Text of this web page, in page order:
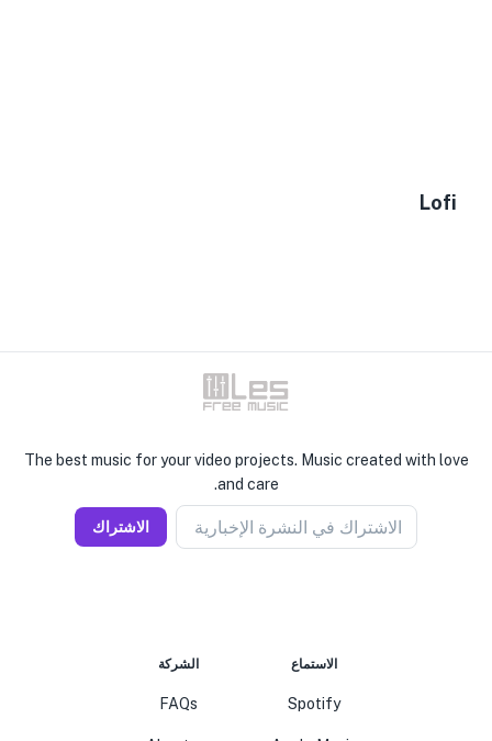
Lofi
The best music for your video projects. Music created with love
and care.
الاشتراك في النشرة الإخبارية الاشتراك
الاستماع
Spotify
الشركة
FAQs